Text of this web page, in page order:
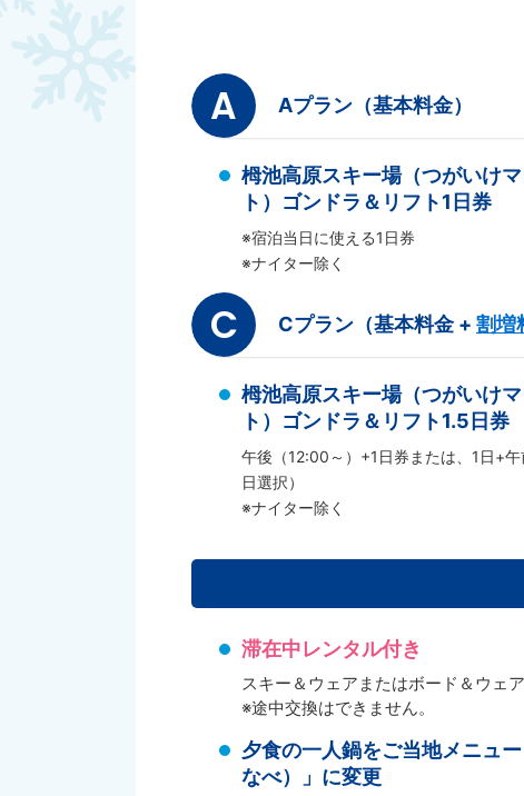
A Aプラン（基本料金）
栂池高原スキー場（つがいけ
ト）ゴンドラ＆リフト1日券
※宿泊当日に使える1日券
※ナイター除く
C Cプラン（基本料金 + 割増
栂池高原スキー場（つがいけ
ト）ゴンドラ＆リフト1.5日券
午後（12:00～）+1日券または、1日+
日選択）
※ナイター除く
滞在中レンタル付き
スキー＆ウェアまたはボード＆ウェア
※途中交換はできません。
夕食の一人鍋をご当地メニュ
なべ）」に変更